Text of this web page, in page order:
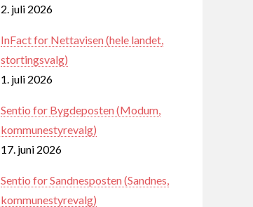
2. juli 2026
InFact for Nettavisen (hele landet,
stortingsvalg)
1. juli 2026
Sentio for Bygdeposten (Modum,
kommunestyrevalg)
17. juni 2026
Sentio for Sandnesposten (Sandnes,
kommunestyrevalg)